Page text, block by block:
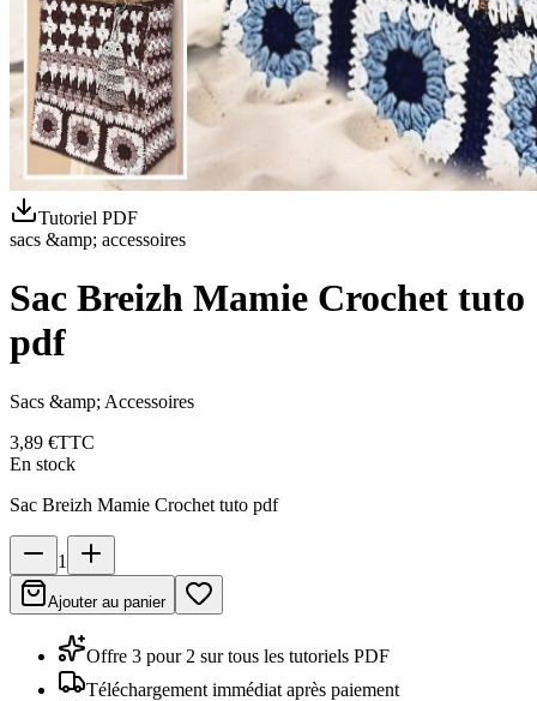
Tutoriel PDF
sacs &amp; accessoires
Sac Breizh Mamie Crochet tuto
pdf
Sacs &amp; Accessoires
3,89 €TTC
En stock
Sac Breizh Mamie Crochet tuto pdf
1
Ajouter au panier
Offre 3 pour 2 sur tous les tutoriels PDF
Téléchargement immédiat après paiement